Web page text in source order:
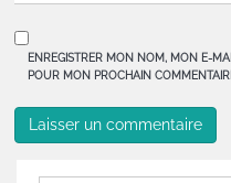
ENREGISTRER MON NOM, MON E-
POUR MON PROCHAIN